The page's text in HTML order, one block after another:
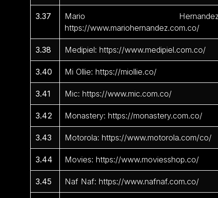
3.37
Mario
https://www.mariohernandez.com.co/
3.38 Medipiel: https://www.medipiel.com.co/
3.40 Mi Ollie: https://miollie.co/
3.41 Mic: https://www.mic.com.co/
3.42 Monastery: https://monastery.com.co/
3.43 Motorola: https://www.motorola.com/co/
3.44 Movies: https://www.moviesshop.co/
3.45 Naf Naf: https://www.nafnaf.com.co/